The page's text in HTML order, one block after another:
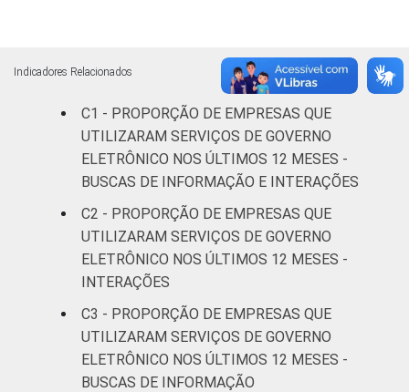
Comércio;
reparação de
veículos
automotores e
motocicletas
88
Transporte,
armazenagem
e correio
93
Alojamento e
alimentação
Atividades
imobiliárias;
Indicadores Relacionados
C1 - PROPORÇÃO DE EMPRESAS QUE
UTILIZARAM SERVIÇOS DE GOVERNO
ELETRÔNICO NOS ÚLTIMOS 12 MESES -
BUSCAS DE INFORMAÇÃO E INTERAÇÕES
C2 - PROPORÇÃO DE EMPRESAS QUE
UTILIZARAM SERVIÇOS DE GOVERNO
ELETRÔNICO NOS ÚLTIMOS 12 MESES -
INTERAÇÕES
C3 - PROPORÇÃO DE EMPRESAS QUE
UTILIZARAM SERVIÇOS DE GOVERNO
ELETRÔNICO NOS ÚLTIMOS 12 MESES -
BUSCAS DE INFORMAÇÃO